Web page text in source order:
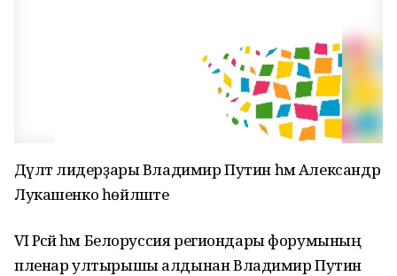
Дәүләт лидерҙары Владимир Путин һәм Александр
Лукашенко һөйләште
VI Рәсәй һәм Белоруссия региондары форумының
пленар ултырышы алдынан Владимир Путин